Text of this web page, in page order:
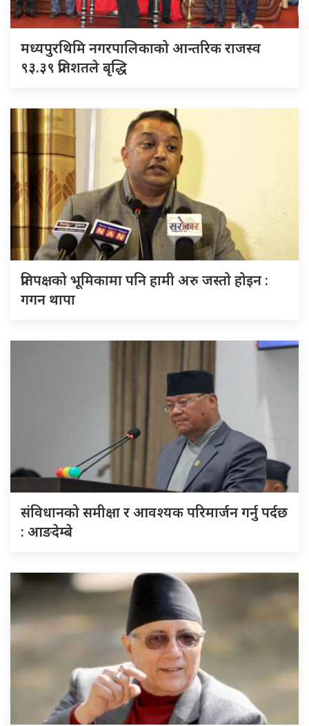
मध्यपुरथिमि नगरपालिकाको आन्तरिक राजस्व
९३.३९ प्रतिशतले बृद्धि
प्रतिपक्षको भूमिकामा पनि हामी अरु जस्तो होइन :
गगन थापा
संविधानको समीक्षा र आवश्यक परिमार्जन गर्नु पर्दछ
: आङदेम्बे